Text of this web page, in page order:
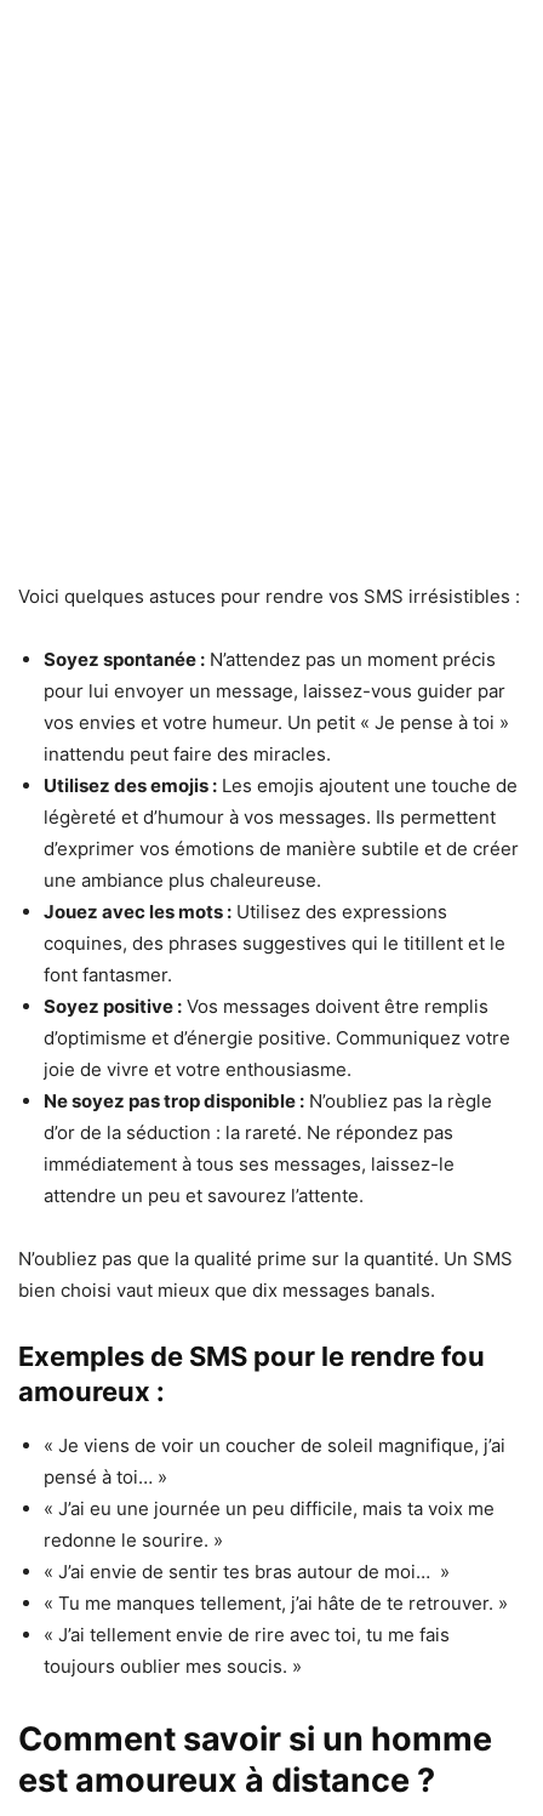
Voici quelques astuces pour rendre vos SMS irrésistibles :
Soyez spontanée : N’attendez pas un moment précis
pour lui envoyer un message, laissez-vous guider par
vos envies et votre humeur. Un petit « Je pense à toi »
inattendu peut faire des miracles.
Utilisez des emojis : Les emojis ajoutent une touche de
légèreté et d’humour à vos messages. Ils permettent
d’exprimer vos émotions de manière subtile et de créer
une ambiance plus chaleureuse.
Jouez avec les mots : Utilisez des expressions
coquines, des phrases suggestives qui le titillent et le
font fantasmer.
Soyez positive : Vos messages doivent être remplis
d’optimisme et d’énergie positive. Communiquez votre
joie de vivre et votre enthousiasme.
Ne soyez pas trop disponible : N’oubliez pas la règle
d’or de la séduction : la rareté. Ne répondez pas
immédiatement à tous ses messages, laissez-le
attendre un peu et savourez l’attente.
N’oubliez pas que la qualité prime sur la quantité. Un SMS
bien choisi vaut mieux que dix messages banals.
Exemples de SMS pour le rendre fou
amoureux :
« Je viens de voir un coucher de soleil magnifique, j’ai
pensé à toi… »
« J’ai eu une journée un peu difficile, mais ta voix me
redonne le sourire. »
« J’ai envie de sentir tes bras autour de moi… »
« Tu me manques tellement, j’ai hâte de te retrouver. »
« J’ai tellement envie de rire avec toi, tu me fais
toujours oublier mes soucis. »
Comment savoir si un homme
est amoureux à distance ?